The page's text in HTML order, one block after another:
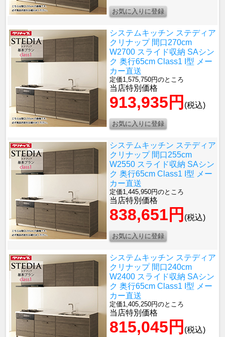
システムキッチン ステディア
クリナップ 間口270cm
W2700 スライド収納 SAシン
ク 奥行65cm Class1 I型 メー
カー直送
定価1,575,750円のところ
当店特別価格
913,935円 (税込)
システムキッチン ステディア
クリナップ 間口255cm
W2550 スライド収納 SAシン
ク 奥行65cm Class1 I型 メー
カー直送
定価1,445,950円のところ
当店特別価格
838,651円 (税込)
システムキッチン ステディア
クリナップ 間口240cm
W2400 スライド収納 SAシン
ク 奥行65cm Class1 I型 メー
カー直送
定価1,405,250円のところ
当店特別価格
815,045円 (税込)